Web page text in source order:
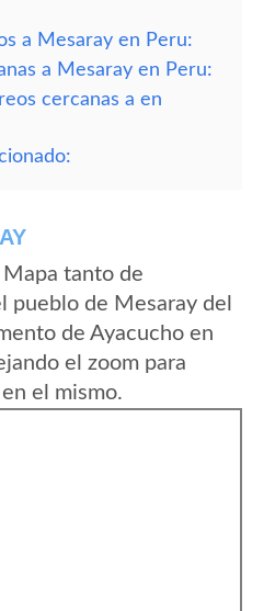
a Mesaray en Peru:
a Mesaray en Peru:
cercanas a en
tanto de
pueblo de Mesaray del
de Ayacucho en
el zoom para
el mismo.